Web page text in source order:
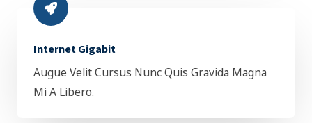
Internet Gigabit
Augue Velit Cursus Nunc Quis Gravida Magna
Mi A Libero.